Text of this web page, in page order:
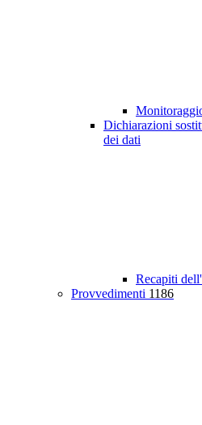
Dichiarazioni
dei dati
Recapiti
Provvedimenti 1186